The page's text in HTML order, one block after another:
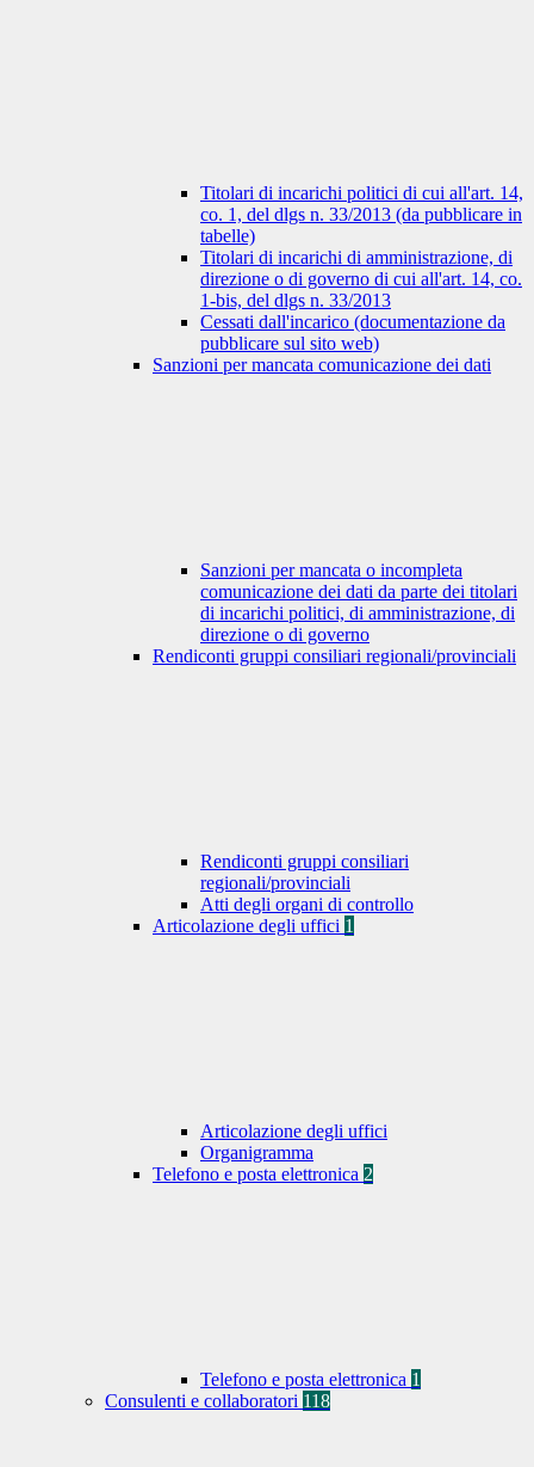
Titolari di incarichi politici di cui all'art. 14,
co. 1, del dlgs n. 33/2013 (da pubblicare in
tabelle)
Titolari di incarichi di amministrazione, di
direzione o di governo di cui all'art. 14, co.
1-bis, del dlgs n. 33/2013
Cessati dall'incarico (documentazione da
pubblicare sul sito web)
Sanzioni per mancata comunicazione dei dati
Sanzioni per mancata o incompleta
comunicazione dei dati da parte dei titolari
di incarichi politici, di amministrazione, di
direzione o di governo
Rendiconti gruppi consiliari regionali/provinciali
Rendiconti gruppi consiliari
regionali/provinciali
Atti degli organi di controllo
Articolazione degli uffici 1
Articolazione degli uffici
Organigramma
Telefono e posta elettronica 2
Telefono e posta elettronica 1
Consulenti e collaboratori 118